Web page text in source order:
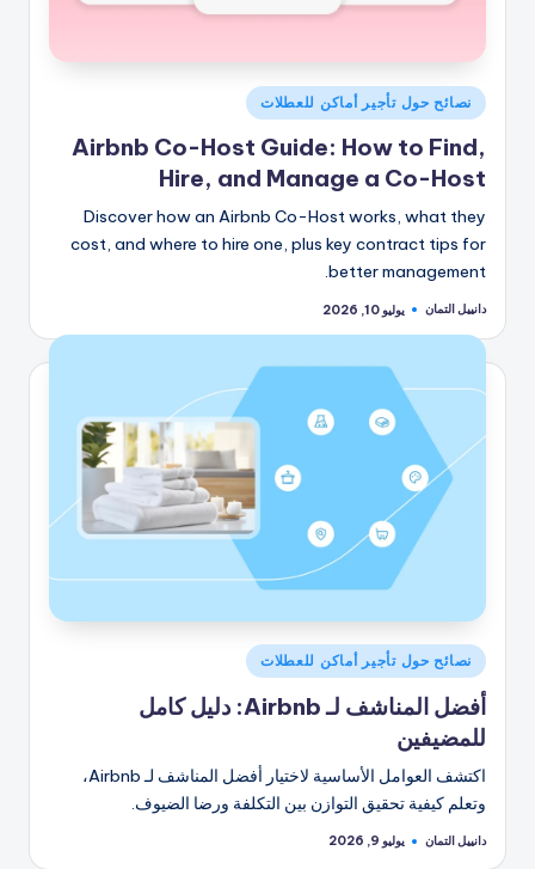
نُشر
في
نصائح حول تأجير أماكن للعطلات
Airbnb Co-Host Guide: How to Find,
Hire, and Manage a Co-Host
Discover how an Airbnb Co-Host works, what they
cost, and where to hire one, plus key contract tips for
better management.
تمّ
بواسطة
دانييل التمان يوليو 10, 2026
نُشر
في
نصائح حول تأجير أماكن للعطلات
أفضل المناشف لـ Airbnb: دليل كامل
للمضيفين
اكتشف العوامل الأساسية لاختيار أفضل المناشف لـ Airbnb،
وتعلم كيفية تحقيق التوازن بين التكلفة ورضا الضيوف.
تمّ
دانييل التمان يوليو 9, 2026